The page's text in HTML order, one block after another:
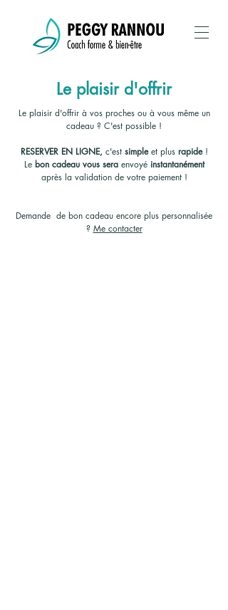
Le plaisir d'offrir
Le plaisir d'offrir à vos proches ou à vous même un
cadeau ? C'est possible !
RESERVER EN LIGNE, c'est simpleet plus rapide!
Le bon cadeau vous sera envoyé instantanément
après la validation de votre paiement !
Demande de bon cadeau encore plus personnalisée
? Me contacter